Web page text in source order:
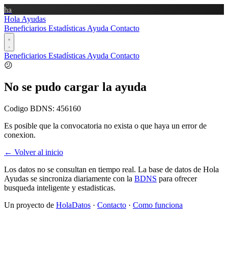
ha
Hola Ayudas
Beneficiarios Estadísticas Ayuda Contacto
Beneficiarios Estadísticas Ayuda Contacto
😕
No se pudo cargar la ayuda
Codigo BDNS: 456160
Es posible que la convocatoria no exista o que haya un error de
conexion.
← Volver al inicio
Los datos no se consultan en tiempo real. La base de datos de Hola
Ayudas se sincroniza diariamente con la BDNS para ofrecer
busqueda inteligente y estadisticas.
Un proyecto de HolaDatos · Contacto · Como funciona